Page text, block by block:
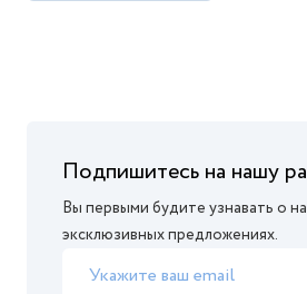
Подпишитесь на нашу
Вы первыми будите узнавать о
эксклюзивных предложениях.